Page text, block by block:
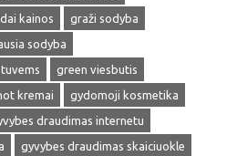
kainos
graži sodyba
sodyba
green viesbutis
kremai
gydomoji kosmetika
draudimas internetu
gyvybes draudimas skaiciuokle